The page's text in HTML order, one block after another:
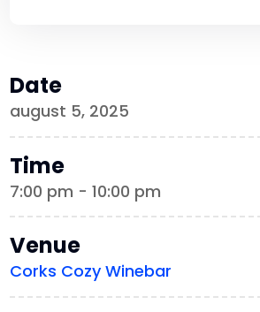
Date
august 5, 2025
Time
7:00 pm - 10:00 pm
Venue
Corks Cozy Winebar